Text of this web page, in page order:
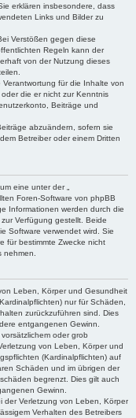
erklären insbesondere, dass
Links und Bilder zu
Verstößen gegen diese
Regeln kann der
von der Nutzung dieses
für die Inhalte von
die er nicht zur Kenntnis
Beiträge und
abzuändern, sofern sie
Betreiber oder einem Dritten
eine unter der „
Foren-Software von phpBB
Informationen werden durch die
Verfügung gestellt. Beide
Software verwendet wird. Sie
für bestimmte Zwecke nicht
Leben, Körper und Gesundheit
nur für Schäden,
zurückzuführen sind. Dies
entgangenen Gewinn.
oder grob
von Leben, Körper und
(Kardinalpflichten) auf
Schäden und im übrigen der
begrenzt. Dies gilt auch
Gewinn.
der Verletzung von Leben, Körper
Verhalten des Betreibers